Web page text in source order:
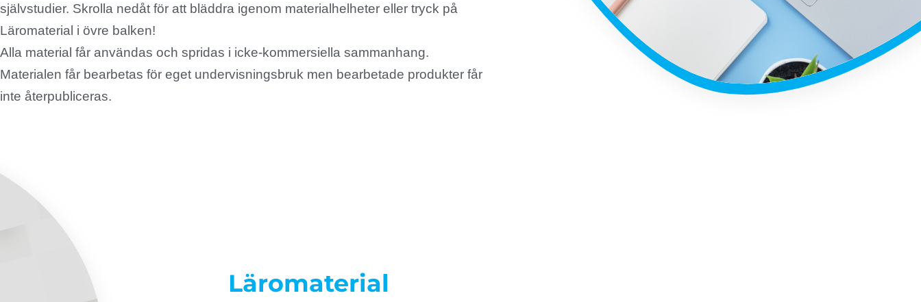
självstudier. Skrolla nedåt för att bläddra igenom materialhelheter eller tryck på
Läromaterial i övre balken!
Alla material får användas och spridas i icke-kommersiella sammanhang.
Materialen får bearbetas för eget undervisningsbruk men bearbetade produkter får
inte återpubliceras.
Läromaterial